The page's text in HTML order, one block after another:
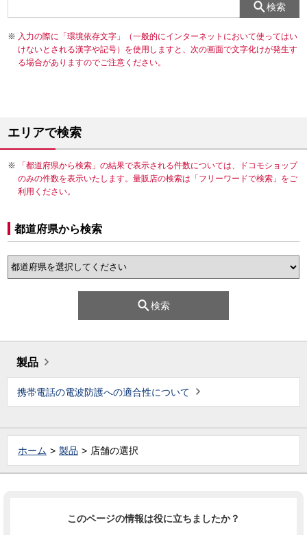
検索
入力の際に「環境依存文字」（一般的にインターネットにおいて使ってはい
けないとされる漢字や記号）を使用しますと、次の画面で文字化けが発生す
る場合がありますのでご注意ください。
エリアで検索
「都道府県から検索」の結果で表示される件数については、ドコモショップ
のみの件数を表示いたします。量販店の検索は「フリーワードで検索」をご
利用ください。
都道府県から検索
検索
製品
携帯電話の電波防護への適合性について
ホーム 製品 店舗の選択
このページの情報は役に立ちましたか？